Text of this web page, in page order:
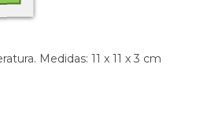
Medidas: 11 x 11 x 3 cm